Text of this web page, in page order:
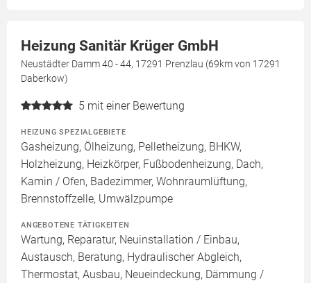
Heizung Sanitär Krüger GmbH
Neustädter Damm 40 - 44, 17291 Prenzlau (69km von 17291
Daberkow)
5 mit einer Bewertung
HEIZUNG SPEZIALGEBIETE
Gasheizung, Ölheizung, Pelletheizung, BHKW,
Holzheizung, Heizkörper, Fußbodenheizung, Dach,
Kamin / Ofen, Badezimmer, Wohnraumlüftung,
Brennstoffzelle, Umwälzpumpe
ANGEBOTENE TÄTIGKEITEN
Wartung, Reparatur, Neuinstallation / Einbau,
Austausch, Beratung, Hydraulischer Abgleich,
Thermostat, Ausbau, Neueindeckung, Dämmung /